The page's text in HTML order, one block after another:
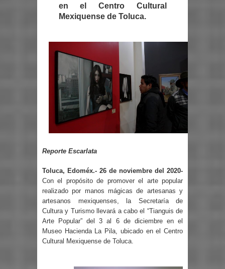
en el Centro Cultural
Mexiquense de Toluca.
Reporte Escarlata
Toluca, Edoméx.- 26 de noviembre del 2020-
Con el propósito de promover el arte popular
realizado por manos mágicas de artesanas y
artesanos mexiquenses, la Secretaría de
Cultura y Turismo llevará a cabo el “Tianguis de
Arte Popular” del 3 al 6 de diciembre en el
Museo Hacienda La Pila, ubicado en el Centro
Cultural Mexiquense de Toluca.